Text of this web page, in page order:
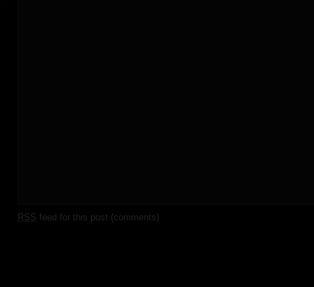
RSS feed for this post (comments)